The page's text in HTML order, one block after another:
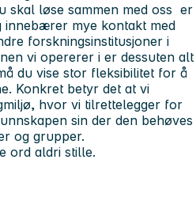
skal løse sammen med oss er
innebærer mye kontakt med
forskningsinstitusjoner i
vi opererer i er dessuten alt
du vise stor fleksibilitet for å
Konkret betyr det at vi
hvor vi tilrettelegger for
sin der den behøves
og grupper.
ord aldri stille.